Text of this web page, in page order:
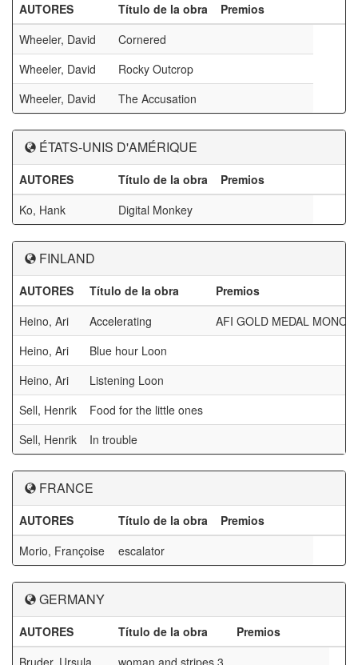
AUTORES Título de la obra
Premios
Wheeler, David
Cornered
Wheeler, David
Rocky Outcrop
Wheeler, David
The Accusation
ÉTATS-UNIS D'AMÉRIQUE
AUTORES Título de la obra
Premios
Ko, Hank
Digital Monkey
FINLAND
AUTORES Título de la obra
Premios
Heino, Ari
Accelerating
AFI GOLD MEDAL
Heino, Ari
Blue hour Loon
Heino, Ari
Listening Loon
Sell, Henrik
Food for the little ones
Sell, Henrik
In trouble
FRANCE
AUTORES Título de la obra
Premios
Morio, Françoise
escalator
GERMANY
AUTORES Título de la obra
Premios
Bruder, Ursula
woman and stripes 3